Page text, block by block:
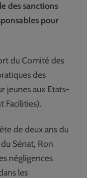
des sanctions
pour
du Comité des
des
jeunes aux Etats-
Facilities).
de deux ans du
Sénat, Ron
négligences
les